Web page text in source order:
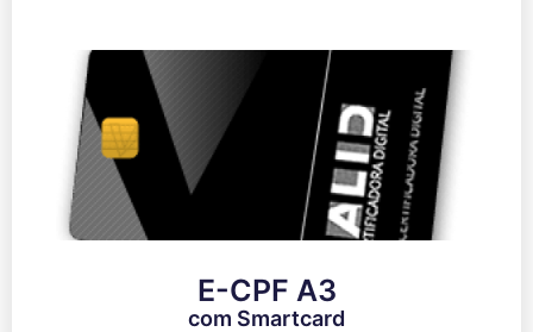
E-CPF A3
com Smartcard